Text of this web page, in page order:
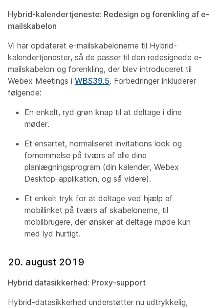
Hybrid-kalendertjeneste: Redesign og forenkling af e-
mailskabelon
Vi har opdateret e-mailskabelonerne til Hybrid-
kalendertjenester, så de passer til den redesignede e-
mailskabelon og forenkling, der blev introduceret til
Webex Meetings i WBS39.5. Forbedringer inkluderer
følgende:
En enkelt, ryd grøn knap til at deltage i dine
møder.
Et ensartet, normaliseret invitations look og
fornemmelse på tværs af alle dine
planlægningsprogram (din kalender, Webex
Desktop-applikation, og så videre).
Et enkelt tryk for at deltage ved hjælp af
mobillinket på tværs af skabelonerne, til
mobilbrugere, der ønsker at deltage møde kun
med lyd hurtigt.
20. august 2019
Hybrid datasikkerhed: Proxy-support
Hybrid-datasikkerhed understøtter nu udtrykkelig,